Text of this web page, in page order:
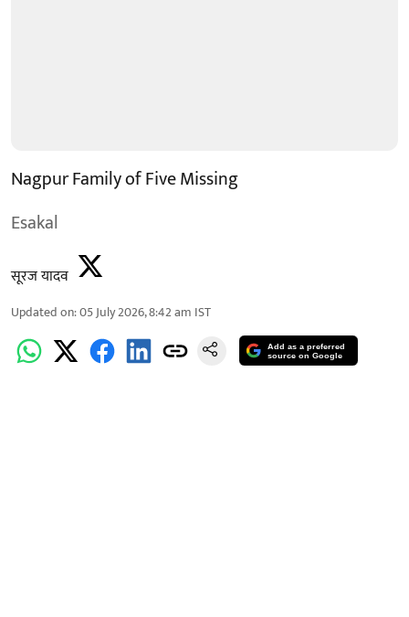
Nagpur Family of Five Missing
Esakal
सूरज यादव
Updated on:05 July 2026, 8:42 am IST
Add as a preferred
source on Google